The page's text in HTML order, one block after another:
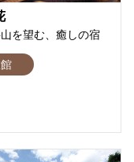
を望む、癒しの宿